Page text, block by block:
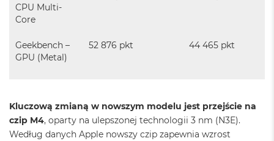
c
B
o
k
A
M
a
c
B
CPU Multi-
Core
Geekbench –
GPU (Metal)
52 876 pkt 44 465 pkt
Kluczową zmianą w nowszym modelu jest przejście na
czip M4, oparty na ulepszonej technologii 3 nm (N3E).
Według danych Apple nowszy czip zapewnia wzrost